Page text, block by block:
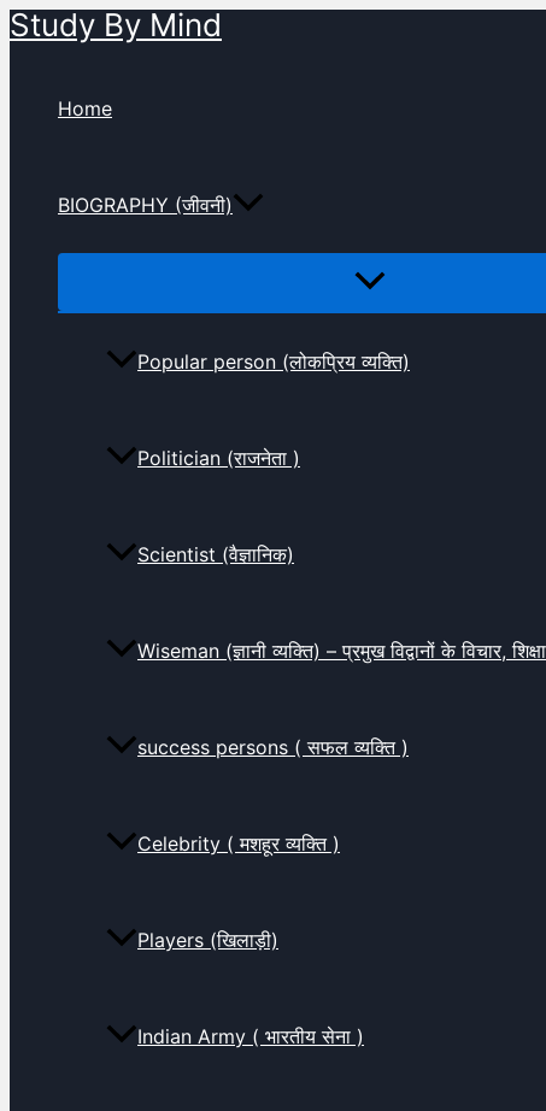
Skip
Study By Mind
Home
BIOGRAPHY (जीवनी)
Popular person (लोकप्रिय व्यक्ति)
Politician (राजनेता )
Scientist (वैज्ञानिक)
Wiseman (ज्ञानी व्यक्ति) – प्रमुख विद्वानों के विचार,
success persons ( सफल व्यक्ति )
Celebrity ( मशहूर व्यक्ति )
Players (खिलाड़ी)
Indian Army ( भारतीय सेना )